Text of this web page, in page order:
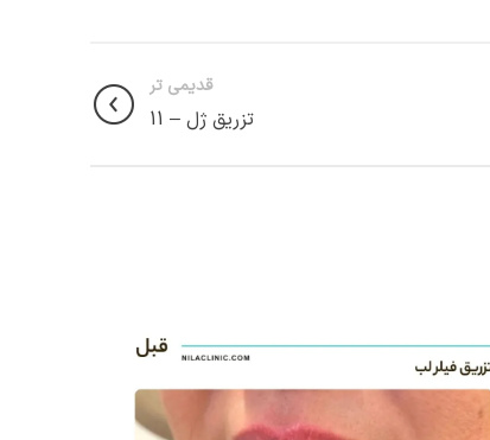
قدیمی تر
تزریق ژل – 11